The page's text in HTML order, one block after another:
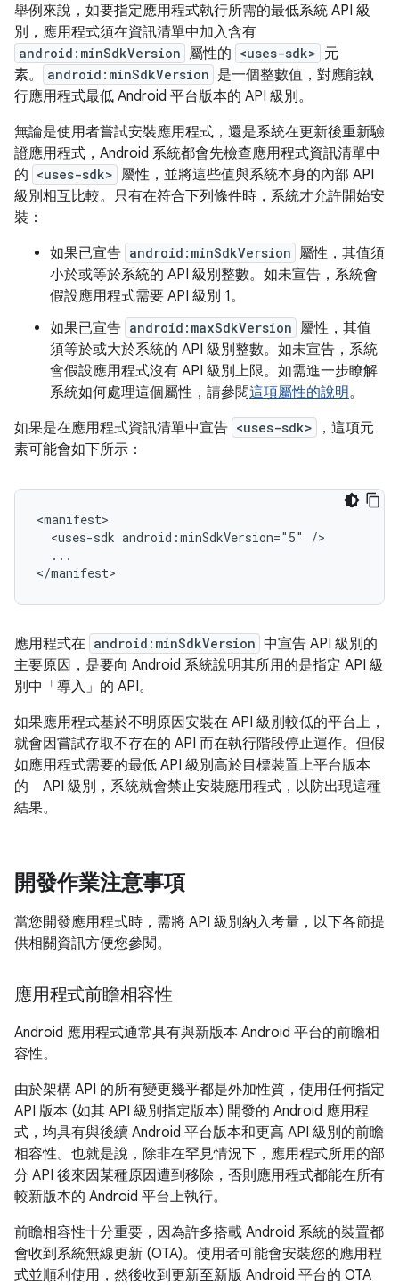
舉例來說，如要指定應用程式執行所需的最低系統 API 級
別，應用程式須在資訊清單中加入含有
android:minSdkVersion 屬性的 <uses-sdk> 元
素。
android:minSdkVersion 是一個整數值，對應能執
行應用程式最低 Android 平台版本的 API 級別。
無論是使用者嘗試安裝應用程式，還是系統在更新後重新驗
證應用程式，Android 系統都會先檢查應用程式資訊清單中
的 <uses-sdk> 屬性，並將這些值與系統本身的內部 API
級別相互比較。只有在符合下列條件時，系統才允許開始安
裝：
如果已宣告 android:minSdkVersion 屬性，其值須
小於或等於系統的 API 級別整數。如未宣告，系統會
假設應用程式需要 API 級別 1。
如果已宣告 android:maxSdkVersion 屬性，其值
須等於或大於系統的 API 級別整數。如未宣告，系統
會假設應用程式沒有 API 級別上限。如需進一步瞭解
系統如何處理這個屬性，請參閱這項屬性的說明。
如果是在應用程式資訊清單中宣告 <uses-sdk>
，這項元
素可能會如下所示：
<uses-sdk android:minSdkVersion="5"
...
</manifest>
應用程式在 android:minSdkVersion 中宣告 API 級別的
主要原因，是要向 Android 系統說明其所用的是指定 API 級
別中「導入」 的 API。
如果應用程式基於不明原因安裝在 API 級別較低的平台上，
就會因嘗試存取不存在的 API 而在執行階段停止運作。但假
如應用程式需要的最低 API 級別高於目標裝置上平台版本
的 API 級別，系統就會禁止安裝應用程式，以防出現這種
結果。
開發作業注意事項
當您開發應用程式時，需將 API 級別納入考量，以下各節提
供相關資訊方便您參閱。
應用程式前瞻相容性
Android 應用程式通常具有與新版本 Android 平台的前瞻相
容性。
由於架構 API 的所有變更幾乎都是外加性質，使用任何指定
API 版本 (如其 API 級別指定版本) 開發的 Android 應用程
式，均具有與後續 Android 平台版本和更高 API 級別的前瞻
相容性。也就是說，除非在罕見情況下，應用程式所用的部
分 API 後來因某種原因遭到移除，否則應用程式都能在所有
較新版本的 Android 平台上執行。
前瞻相容性十分重要，因為許多搭載 Android 系統的裝置都
會收到系統無線更新 (OTA)。使用者可能會安裝您的應用程
式並順利使用，然後收到更新至新版 Android 平台的 OTA